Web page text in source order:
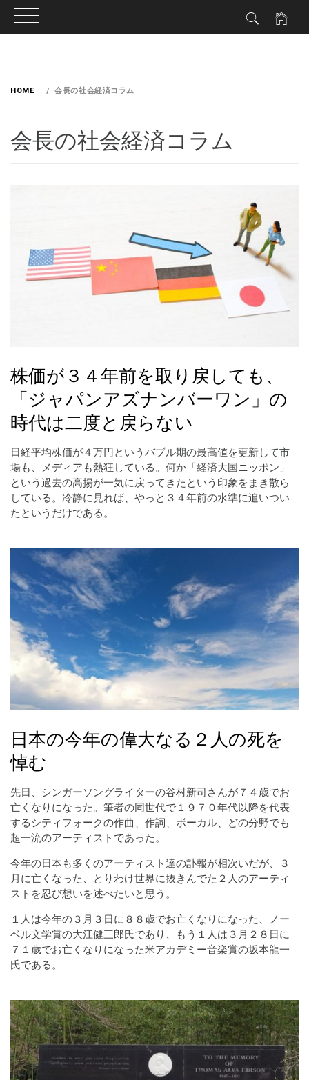
HOME 会長の社会経済コラム
会長の社会経済コラム
株価が３４年前を取り戻しても、
「ジャパンアズナンバーワン」の
時代は二度と戻らない
日経平均株価が４万円というバブル期の最高値を更新して市
場も、メディアも熱狂している。何か「経済大国ニッポン」
という過去の高揚が一気に戻ってきたという印象をまき散ら
している。冷静に見れば、やっと３４年前の水準に追いつい
たというだけである。
日本の今年の偉大なる２人の死を
悼む
先日、シンガーソングライターの谷村新司さんが７４歳でお
亡くなりになった。筆者の同世代で１９７０年代以降を代表
するシティフォークの作曲、作詞、ボーカル、どの分野でも
超一流のアーティストであった。
今年の日本も多くのアーティスト達の訃報が相次いだが、３
月に亡くなった、とりわけ世界に抜きんでた２人のアーティ
ストを忍び想いを述べたいと思う。
１人は今年の３月３日に８８歳でお亡くなりになった、ノー
ベル文学賞の大江健三郎氏であり、もう１人は３月２８日に
７１歳でお亡くなりになった米アカデミー音楽賞の坂本龍一
氏である。